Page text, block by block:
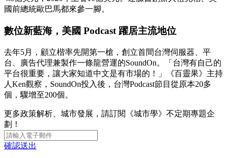
國前總統歐巴馬都來參一腳。
數位新藍海，美國 Podcast 躍居主流地位
去年5月，顧立楷率先開第一槍，創立首間台灣伺服器、平
台、廣告代理兼製作一條龍營運的SoundOn。「台灣有自己的
平台很重要，讓大家知道中文是有市場的！」《百靈果》主持
人Ken觀察，SoundOn投入後，台灣Podcast節目從原本20多
個，驟增至200個。
更多政策解析、城市發展，請訂閱《城市學》不定期專題企
劃！
確認送出